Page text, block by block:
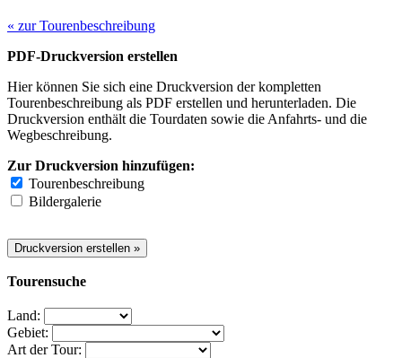
« zur Tourenbeschreibung
PDF-Druckversion erstellen
Hier können Sie sich eine Druckversion der kompletten
Tourenbeschreibung als PDF erstellen und herunterladen. Die
Druckversion enthält die Tourdaten sowie die Anfahrts- und die
Wegbeschreibung.
Zur Druckversion hinzufügen:
Tourenbeschreibung
Bildergalerie
Tourensuche
Land:
Gebiet:
Art der Tour: